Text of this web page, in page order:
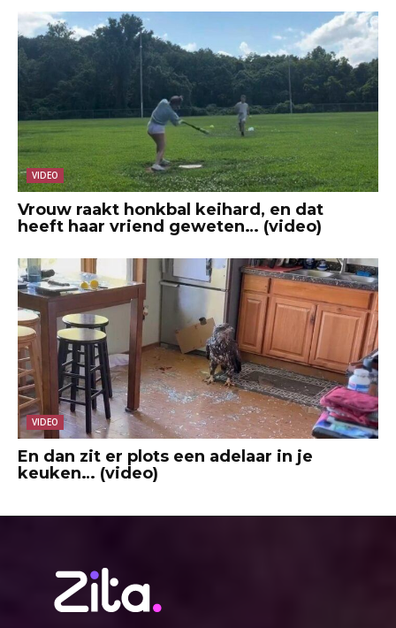
VIDEO
Vrouw raakt honkbal keihard, en dat
heeft haar vriend geweten… (video)
VIDEO
En dan zit er plots een adelaar in je
keuken… (video)